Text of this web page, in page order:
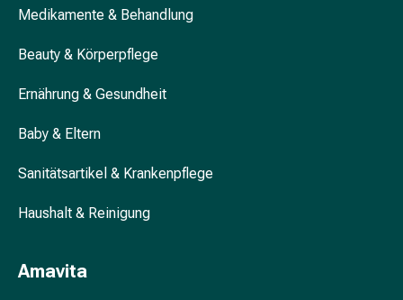
&
Konfitüren,
&
Fertiggerichte
Saucen
Medikamente & Behandlung
Beauty & Körperpflege
Ernährung & Gesundheit
Baby & Eltern
Sanitätsartikel & Krankenpflege
Haushalt & Reinigung
Amavita